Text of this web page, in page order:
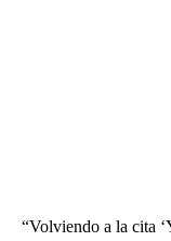
“Volviendo a la cita